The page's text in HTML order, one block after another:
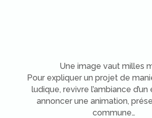
Une image vaut milles
Pour expliquer un projet de
ludique, revivre l’ambiance
annoncer une animation,
commune…